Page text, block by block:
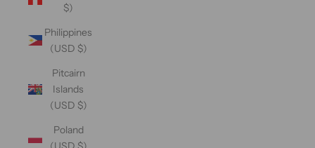
$)
Philippines
(USD $)
Pitcairn
Islands
(USD $)
Poland